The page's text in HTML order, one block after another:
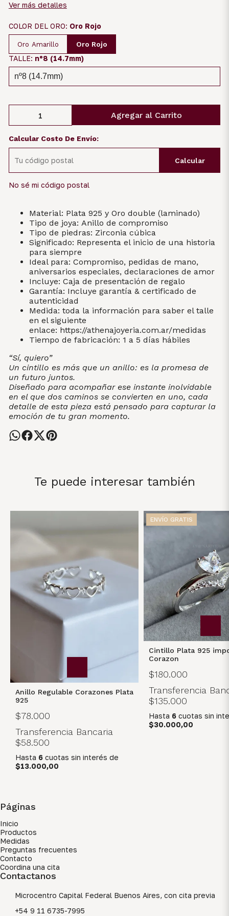
Ver más detalles
COLOR DEL ORO: Oro Rojo
Oro Amarillo Oro Rojo
TALLE: nº8 (14.7mm)
Agregar al Carrito
Calcular Costo De Envío:
Calcular
No sé mi código postal
Material: Plata 925 y Oro double (laminado)
Tipo de joya: Anillo de compromiso
Tipo de piedras: Zirconia cúbica
Significado: Representa el inicio de una historia
para siempre
Ideal para: Compromiso, pedidas de mano,
aniversarios especiales, declaraciones de amor
Incluye: Caja de presentación de regalo
Garantía: Incluye garantía & certificado de
autenticidad
Medida: toda la información para saber el talle
en el siguiente
enlace: https://athenajoyeria.com.ar/medidas
Tiempo de fabricación: 1 a 5 días hábiles
“Sí, quiero”
Un cintillo es más que un anillo: es la promesa de
un futuro juntos.
Diseñado para acompañar ese instante inolvidable
en el que dos caminos se convierten en uno, cada
detalle de esta pieza está pensado para capturar la
emoción de tu gran momento.
Te puede interesar también
Anillo Regulable Corazones Plata
925
$78.000
Transferencia Bancaria
$58.500
Hasta 6 cuotas sin interés de
$13.000,00
ENVÍO GRATIS
Cintillo Plata 925
Corazon
$180.000
Transferencia
$135.000
Hasta 6 cuotas sin
$30.000,00
Páginas
Inicio
Productos
Medidas
Preguntas frecuentes
Contacto
Coordina una cita
Contactanos
Microcentro Capital Federal Buenos Aires, con cita previa
+54 9 11 6735-7995